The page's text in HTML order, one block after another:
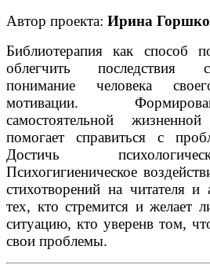
Автор проекта: Ирина
Библиотерапия как способ
облегчить последствия
понимание человека
мотивации.
самостоятельной
помогает справиться с
Достичь
Психогигиеническое
стихотворений на читателя и
тех, кто стремится и желает
ситуацию, кто уверенв том,
свои проблемы.